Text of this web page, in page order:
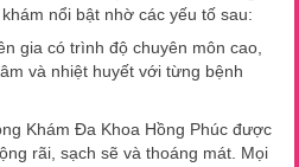
nổi bật nhờ các yếu tố sau:
có trình độ chuyên môn cao,
và nhiệt huyết với từng bệnh
Khám Đa Khoa Hồng Phúc được
rãi, sạch sẽ và thoáng mát. Mọi